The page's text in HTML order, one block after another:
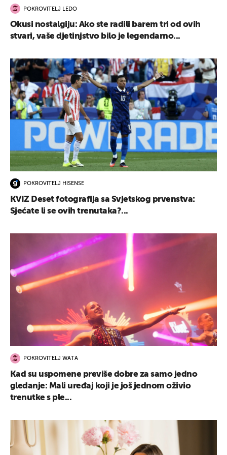
POKROVITELJ LEDO
Okusi nostalgiju: Ako ste radili barem tri od ovih
stvari, vaše djetinjstvo bilo je legendarno...
POKROVITELJ HISENSE
KVIZ Deset fotografija sa Svjetskog prvenstva:
Sjećate li se ovih trenutaka?...
POKROVITELJ WATA
Kad su uspomene previše dobre za samo jedno
gledanje: Mali uređaj koji je još jednom oživio
trenutke s ple...